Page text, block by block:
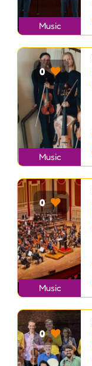
Music
0
Music
0
Music
0